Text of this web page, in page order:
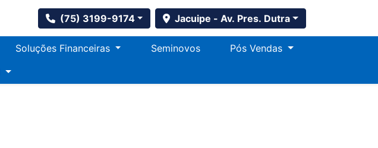
(75) 3199-9174 Jacuipe - Av. Pres. Dutra
Soluções Financeiras Seminovos
Pós Vendas